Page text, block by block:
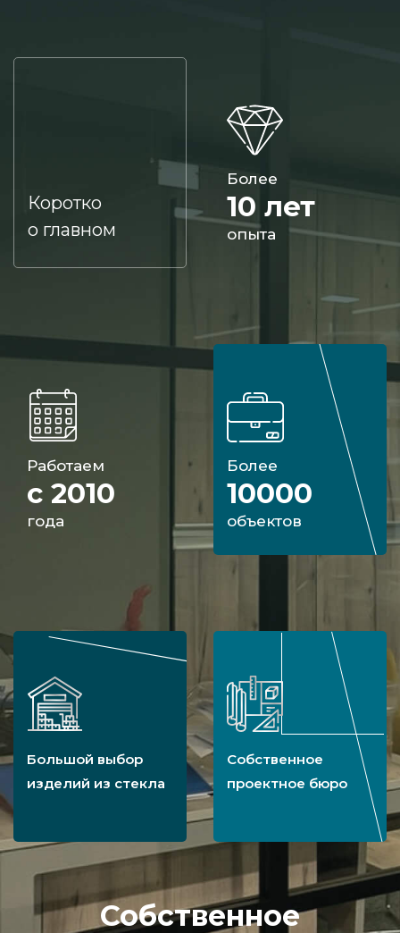
Коротко
о главном
Более
10 лет
опыта
Работаем
с 2010
года
Более
10000
объектов
Большой выбор
изделий из стекла
Собственное
проектное бюро
Собственное